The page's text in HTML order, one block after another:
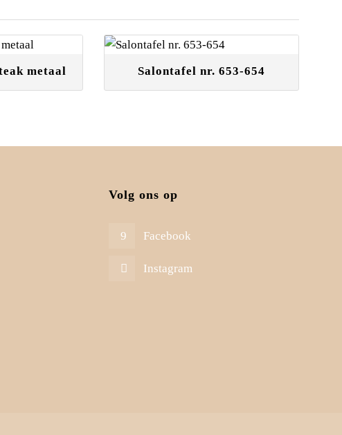
metaal Salontafel nr. 653-654
Volg ons op
Facebook
Instagram